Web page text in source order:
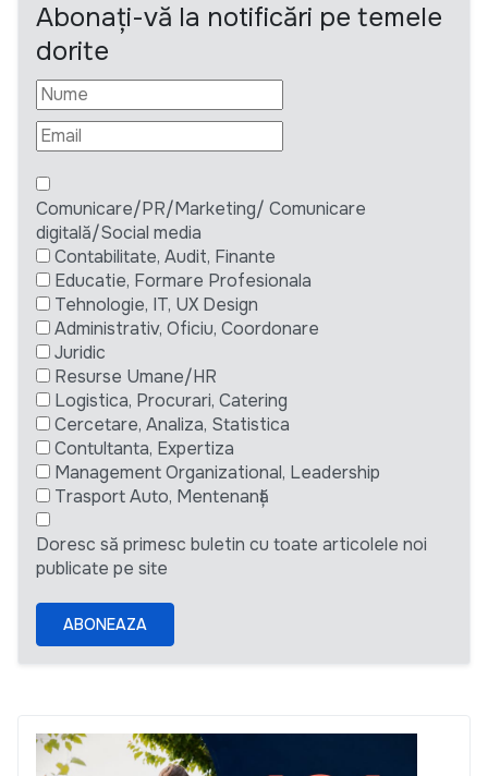
Abonați-vă la notificări pe temele
dorite
Comunicare/PR/Marketing/ Comunicare
digitală/Social media
Contabilitate, Audit, Finante
Educatie, Formare Profesionala
Tehnologie, IT, UX Design
Administrativ, Oficiu, Coordonare
Juridic
Resurse Umane/HR
Logistica, Procurari, Catering
Cercetare, Analiza, Statistica
Contultanta, Expertiza
Management Organizational, Leadership
Trasport Auto, Mentenanță
Doresc să primesc buletin cu toate articolele noi
publicate pe site
ABONEAZA